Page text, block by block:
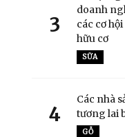
3
doanh
các cơ
hữu cơ
SỮA
4
Các nhà
tương lai
GỖ